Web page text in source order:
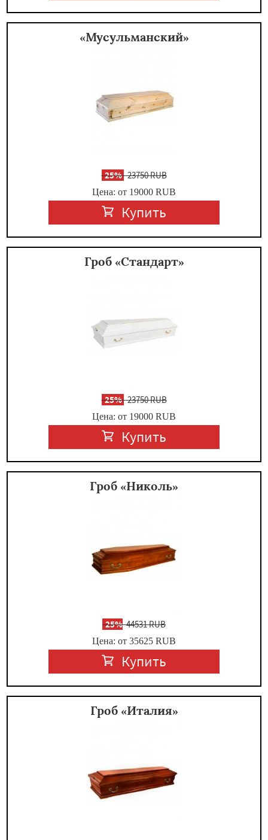
«Мусульманский»
-25%23750 RUB
Цена: от 19000 RUB
Купить
Гроб «Стандарт»
-25%23750 RUB
Цена: от 19000 RUB
Купить
Гроб «Николь»
-25%44531 RUB
Цена: от 35625 RUB
Купить
Гроб «Италия»